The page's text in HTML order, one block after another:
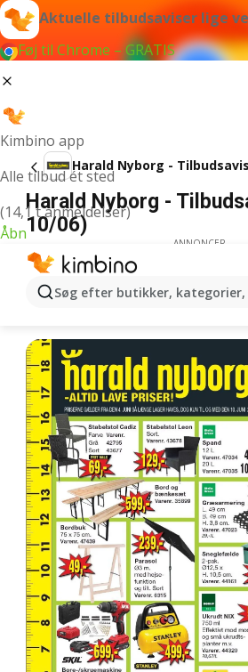
Aktuelle tilbudsaviser lige
Føj til Chrome – GRATIS
Kimbino app
Alle tilbud ét sted
(14,1 t anmeldelser)
Åbn
Søg efter butikker,
Harald Nyborg - Tilbudsavis
Harald Nyborg -
10/06)
ANNONCER